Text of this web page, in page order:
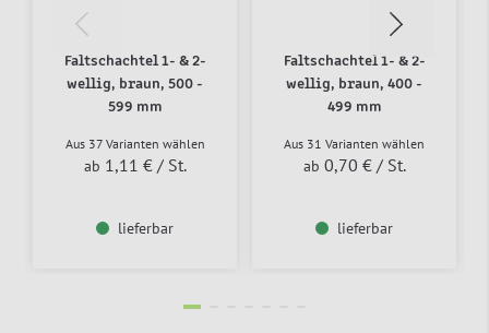
Faltschachtel 1- & 2-
wellig, braun, 500 -
599 mm
Aus 37 Varianten wählen
ab 1,11 € / St.
lieferbar
Faltschachtel 1- & 2-
wellig, braun, 400 -
499 mm
Aus 31 Varianten wählen
ab 0,70 € / St.
lieferbar